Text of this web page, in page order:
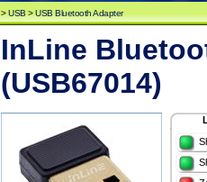
>USB >USB Bluetooth Adapter
InLine
(USB67014)